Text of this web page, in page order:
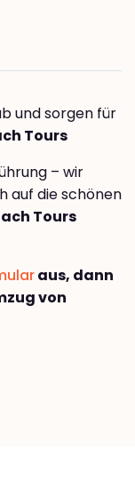
und sorgen für
Tours
– wir
auf die schönen
Tours
aus, dann
von